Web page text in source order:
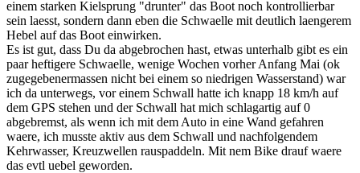
einem starken Kielsprung "drunter" das Boot noch kontrollierbar
sein laesst, sondern dann eben die Schwaelle mit deutlich laengerem
Hebel auf das Boot einwirken.
Es ist gut, dass Du da abgebrochen hast, etwas unterhalb gibt es ein
paar heftigere Schwaelle, wenige Wochen vorher Anfang Mai (ok
zugegebenermassen nicht bei einem so niedrigen Wasserstand) war
ich da unterwegs, vor einem Schwall hatte ich knapp 18 km/h auf
dem GPS stehen und der Schwall hat mich schlagartig auf 0
abgebremst, als wenn ich mit dem Auto in eine Wand gefahren
waere, ich musste aktiv aus dem Schwall und nachfolgendem
Kehrwasser, Kreuzwellen rauspaddeln. Mit nem Bike drauf waere
das evtl uebel geworden.